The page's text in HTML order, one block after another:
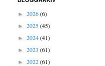
► 2026(6)
► 2025(45)
► 2024(41)
► 2023 (61)
► 2022(61)